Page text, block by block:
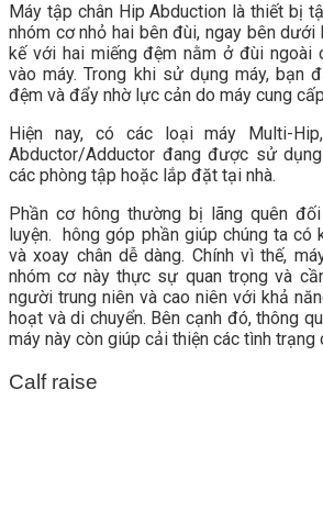
Máy tập chân Hip Abduction là thiết bị
nhóm cơ nhỏ hai bên đùi, ngay bên
kế với hai miếng đệm nằm ở đùi ngoài
vào máy. Trong khi sử dụng máy, bạn
đệm và đẩy nhờ lực cản do máy cung
Hiện nay, có các loại máy Multi-
Abductor/Adductor đang được sử
các phòng tập hoặc lắp đặt tại nhà.
Phần cơ hông thường bị lãng quên
luyện. hông góp phần giúp chúng ta có
và xoay chân dễ dàng. Chính vì thế,
nhóm cơ này thực sự quan trọng và
người trung niên và cao niên với khả
hoạt và di chuyển. Bên cạnh đó, thông
máy này còn giúp cải thiện các tình trạng
Calf raise